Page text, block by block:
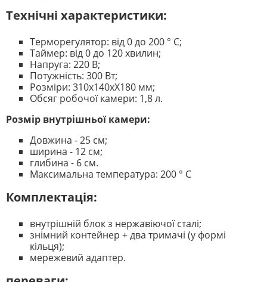
Технічні характеристики:
Терморегулятор: від 0 до 200 ° C;
Таймер: від 0 до 120 хвилин;
Напруга: 220 В;
Потужність: 300 Вт;
Розміри: 310х140хХ180 мм;
Обсяг робочої камери: 1,8 л.
Розмір внутрішньої камери:
Довжина - 25 см;
ширина - 12 см;
глибина - 6 см.
Максимальна температура: 200 ° C
Комплектація:
внутрішній блок з нержавіючої сталі;
знімний контейнер + два тримачі (у формі
кільця);
мережевий адаптер.